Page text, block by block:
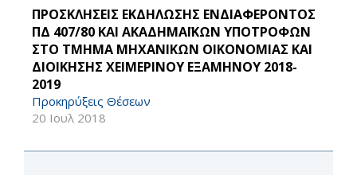
ΠΡΟΣΚΛΗΣΕΙΣ ΕΚΔΗΛΩΣΗΣ ΕΝΔΙΑΦΕΡΟΝΤΟΣ
ΠΔ 407/80 ΚΑΙ ΑΚΑΔΗΜΑΪΚΩΝ ΥΠΟΤΡΟΦΩΝ
ΣΤΟ ΤΜΗΜΑ ΜΗΧΑΝΙΚΩΝ ΟΙΚΟΝΟΜΙΑΣ ΚΑΙ
ΔΙΟΙΚΗΣΗΣ ΧΕΙΜΕΡΙΝΟΥ ΕΞΑΜΗΝΟΥ 2018-
2019
Προκηρύξεις Θέσεων
20 Ιουλ 2018